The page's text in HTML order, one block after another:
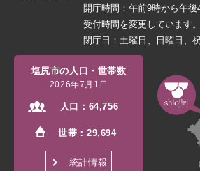
開庁時間：午前9時から午
受付時間を変更しています。
閉庁日：土曜日、日曜日、
塩尻市の人口・世帯数
2026年7月1日
人口： 64,756
世帯：29,694
統計情報